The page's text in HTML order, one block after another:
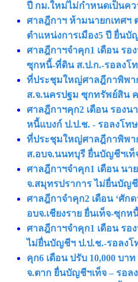
ปี กม.ใหม่ไม่กำหนดเป็นค
ศาลฎีกาฯ ห้ามนายกเทศฯ
ตำแหน่งการเมือง5 ปี ยื่นบั
ศาลฎีกาฯจำคุก1 เดือน รอ
ซุกหนี้-ที่ดิน ส.ป.ก.-รอลงโท
ที่ประชุมใหญ่ศาลฎีกาพิพา
ส.จ.นครปฐม ซุกทรัพย์สิน
ศาลฎีกาฯคุก2 เดือน รองน
หนี้แบงก์ ป.ป.ช. - รอลงโทษ
ที่ประชุมใหญ่ศาลฎีกาพิพา
ส.อบจ.นนทบุรี ยื่นบัญชีฯเท็
ศาลฎีกาฯจำคุก1 เดือน นา
จ.สมุทรปราการ ไม่ยื่นบัญ
ศาลฎีกาจำคุก2 เดือน ‘ศัก
อบจ.เชียงราย ยื่นเท็จ-ซุก
ศาลฎีกาฯจำคุก1 เดือน รอ
ไม่ยื่นบัญชีฯ ป.ป.ช.-รอลงโ
คุก6 เดือน ปรับ 10,000 บา
จ.ตาก ยื่นบัญชีฯเท็จ – รอล